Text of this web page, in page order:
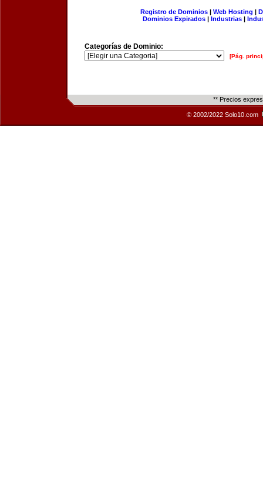
Registro de Dominios| Web Hosting |
Dominios Expirados | Industrias |
Categorías de Dominio:
[Pág.
** Precios
© 2002/2022 Solo10.com